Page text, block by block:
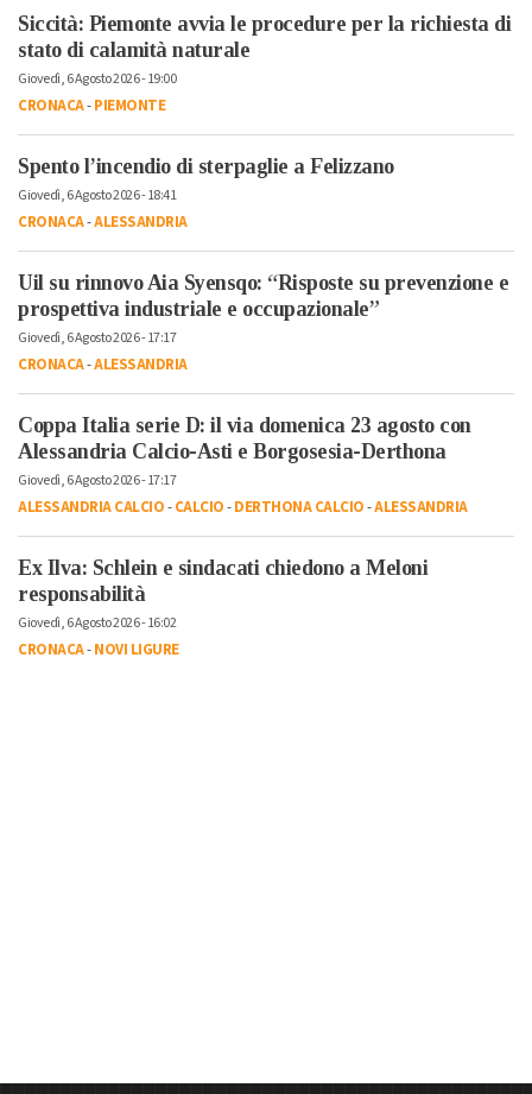
Siccità: Piemonte avvia le procedure per la richiesta di
stato di calamità naturale
Giovedì, 6 Agosto 2026 - 19:00
CRONACA-PIEMONTE
Spento l’incendio di sterpaglie a Felizzano
Giovedì, 6 Agosto 2026 - 18:41
CRONACA-ALESSANDRIA
Uil su rinnovo Aia Syensqo: “Risposte su prevenzione e
prospettiva industriale e occupazionale”
Giovedì, 6 Agosto 2026 - 17:17
CRONACA-ALESSANDRIA
Coppa Italia serie D: il via domenica 23 agosto con
Alessandria Calcio-Asti e Borgosesia-Derthona
Giovedì, 6 Agosto 2026 - 17:17
ALESSANDRIA CALCIO-CALCIO-DERTHONA CALCIO-ALESSANDRIA
Ex Ilva: Schlein e sindacati chiedono a Meloni
responsabilità
Giovedì, 6 Agosto 2026 - 16:02
CRONACA-NOVI LIGURE